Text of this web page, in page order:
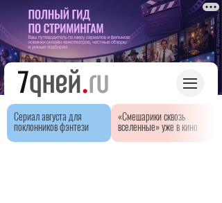
Сериал августа для
поклонников фэнтези
«Смешарики сквозь
вселенные» уже в кино